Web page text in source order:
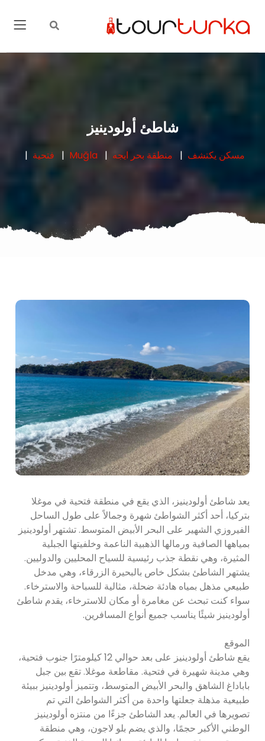
شاطئ أولودينيز
مسكن يكتشف منطقة بحر ايجه Muğla فتحية
يعد شاطئ أولودينيز، الذي يقع في منطقة فتحية في موغلا
بتركيا، أحد أكثر الشواطئ شهرة وجمالاً على طول الساحل
الفيروزي الشهير على البحر الأبيض المتوسط. تشتهر أولودينيز
بمياهها الصافية ورمالها الذهبية الناعمة وخلفيتها الجبلية
المثيرة، وهي نقطة جذب رئيسية للسياح المحليين والدوليين.
يشتهر الشاطئ بشكل خاص بالبحيرة الزرقاء، وهي مدخل
طبيعي مذهل بمياه هادئة ضحلة، مثالية للسباحة والاسترخاء.
سواء كنت تبحث عن مغامرة أو مكان للاسترخاء، يقدم شاطئ
أولودينيز شيئًا يناسب جميع أنواع المسافرين.
الموقع
يقع شاطئ أولودينيز على بعد حوالي 12 كيلومترًا جنوب فتحية،
وهي مدينة شهيرة في فتحية. مقاطعة موغلا. تقع بين جبل
باباداغ الشاهق والبحر الأبيض المتوسط، وتتميز أولودينيز ببيئة
طبيعية مذهلة جعلتها واحدة من أكثر الشواطئ التي تم
تصويرها في العالم. يعد الشاطئ جزءًا من منتزه أولودينيز
الوطني الأكبر حجمًا، والذي يضم بلو لاجون، وهي منطقة